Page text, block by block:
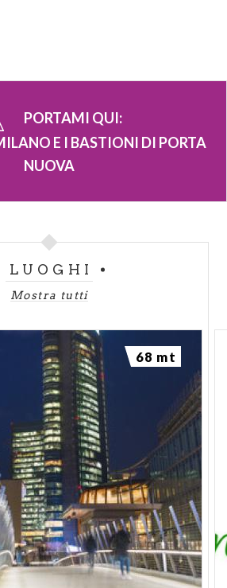
PORTAMI QUI:
E I BASTIONI DI PORTA
NUOVA
LUOGHI
Mostra tutti
68 mt